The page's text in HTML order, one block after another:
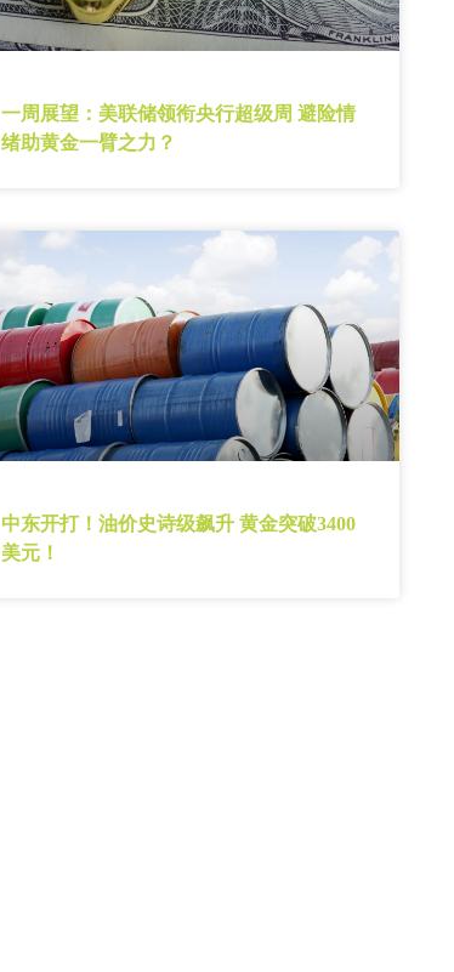
一周展望：美联储领衔央行超级周 避险情
绪助黄金一臂之力？
中东开打！油价史诗级飙升 黄金突破3400
美元！